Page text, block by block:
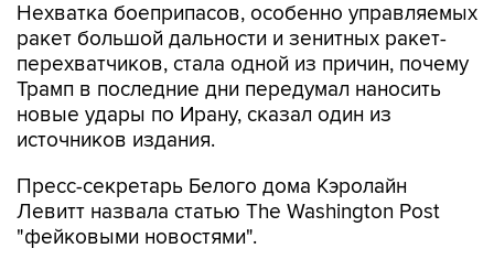
Нехватка боеприпасов, особенно управляемых
ракет большой дальности и зенитных ракет-
перехватчиков, стала одной из причин, почему
Трамп в последние дни передумал наносить
новые удары по Ирану, сказал один из
источников издания.
Пресс-секретарь Белого дома Кэролайн
Левитт назвала статью The Washington Post
"фейковыми новостями".